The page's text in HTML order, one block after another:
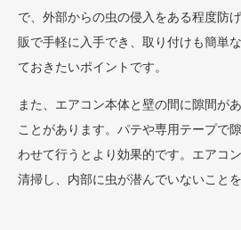
で、外部からの虫の侵入をある程度防
販で手軽に入手でき、取り付けも簡単
ておきたいポイントです。
また、エアコン本体と壁の間に隙間が
ことがあります。パテや専用テープで
わせて行うとより効果的です。エアコ
清掃し、内部に虫が潜んでいないこと